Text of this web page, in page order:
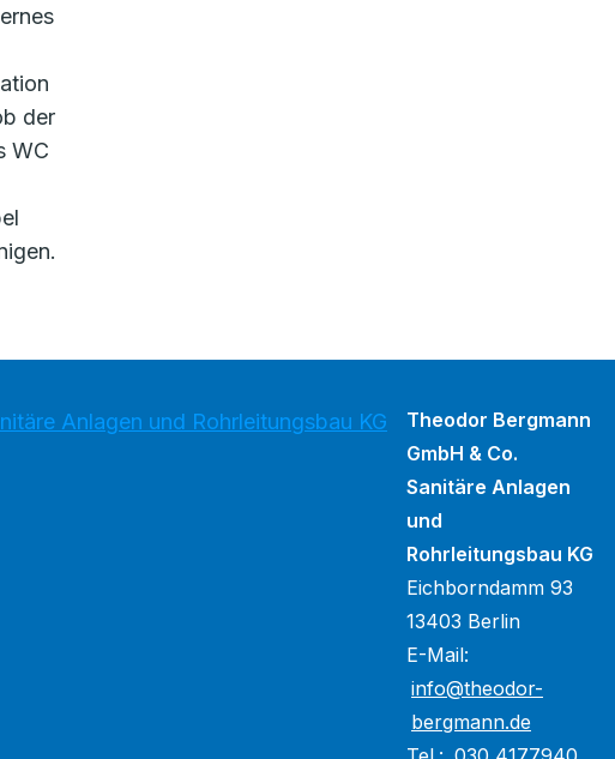
der
WC
Anlagen und Rohrleitungsbau KG
Theodor Bergmann
GmbH & Co.
Sanitäre Anlagen
und
Rohrleitungsbau KG
Eichborndamm 93
13403 Berlin
E-Mail:
info@theodor-
bergmann.de